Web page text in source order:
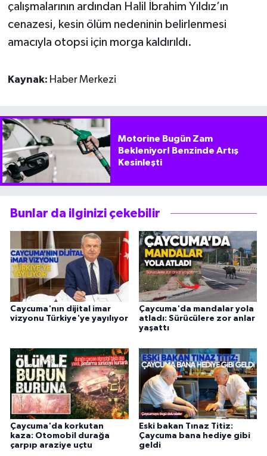
çalışmalarının ardından Halil İbrahim Yıldız’ın
cenazesi, kesin ölüm nedeninin belirlenmesi
amacıyla otopsi için morga kaldırıldı.
Kaynak: Haber Merkezi
Motorine Bugün Zam
Bekleniyor! Benzinde Artış
Kesinleşti
Bunlar da ilginizi çekebilir
Caycuma'nın dijital imar
vizyonu Türkiye'ye yayılıyor
Çaycuma'da mandalar yola
atladı: Sürücülere zor anlar
yaşattı
Çaycuma'da korkutan
kaza: Otomobil durağa
çarpıp araziye uçtu
Eski bakan Tınaz Titiz:
Çaycuma bana hediye gibi
geldi